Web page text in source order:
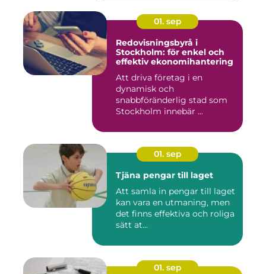
01. sep
Redovisningsbyrå i
Stockholm: för enkel och
effektiv ekonomihantering
Att driva företag i en
dynamisk och
snabbföränderlig stad som
Stockholm innebär ...
01. sep
Tjäna pengar till laget
Att samla in pengar till laget
kan vara en utmaning, men
det finns effektiva och roliga
sätt at...
01. sep